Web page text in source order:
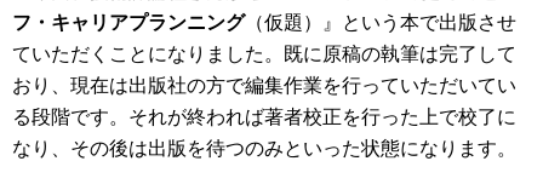
フ・キャリアプランニング（仮題）』という本で出版させ
ていただくことになりました。既に原稿の執筆は完了して
おり、現在は出版社の方で編集作業を行っていただいてい
る段階です。それが終われば著者校正を行った上で校了に
なり、その後は出版を待つのみといった状態になります。